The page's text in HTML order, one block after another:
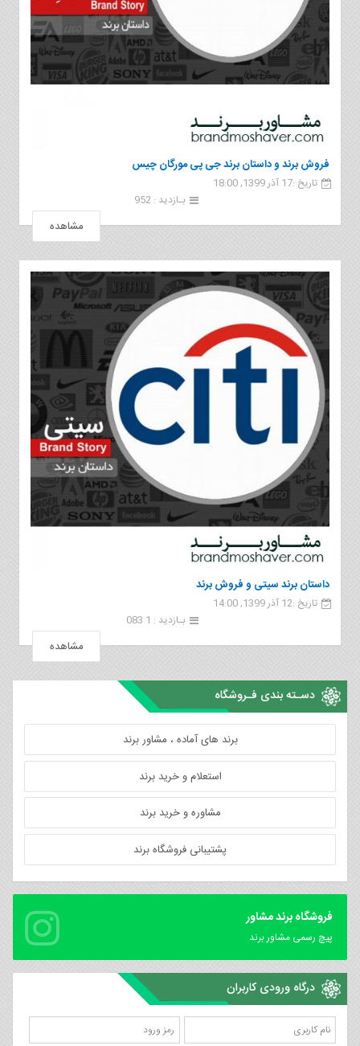
فروش برند و داستان برند جی پی مورگان چیس
تاریخ :17 آذر 1399, 18:00
بـازدید : 952
مشاهده
داستان برند سیتی و فروش برند
تاریخ :12 آذر 1399, 14:00
بـازدید : 1 083
مشاهده
دسـته بندی فـروشگاه
برند های آماده ، مشاور برند
استعلام و خرید برند
مشاوره و خرید برند
پشتیبانی فروشگاه برند
فروشگاه برند مشاور
پیچ رسمی مشاور برند
درگاه ورودی کاربران